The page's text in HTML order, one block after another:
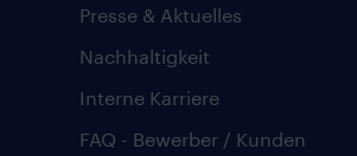
Presse & Aktuelles
Nachhaltigkeit
Interne Karriere
FAQ - Bewerber / Kunden